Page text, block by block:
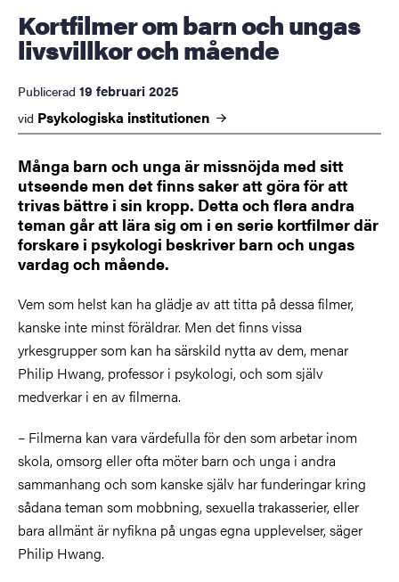
Kortfilmer om barn och ungas
livsvillkor och mående
Publicerad 19 februari 2025
vid Psykologiska institutionen
Många barn och unga är missnöjda med sitt
utseende men det finns saker att göra för att
trivas bättre i sin kropp. Detta och flera andra
teman går att lära sig om i en serie kortfilmer där
forskare i psykologi beskriver barn och ungas
vardag och mående.
Vem som helst kan ha glädje av att titta på dessa filmer,
kanske inte minst föräldrar. Men det finns vissa
yrkesgrupper som kan ha särskild nytta av dem, menar
Philip Hwang, professor i psykologi, och som själv
medverkar i en av filmerna.
– Filmerna kan vara värdefulla för den som arbetar inom
skola, omsorg eller ofta möter barn och unga i andra
sammanhang och som kanske själv har funderingar kring
sådana teman som mobbning, sexuella trakasserier, eller
bara allmänt är nyfikna på ungas egna upplevelser, säger
Philip Hwang.